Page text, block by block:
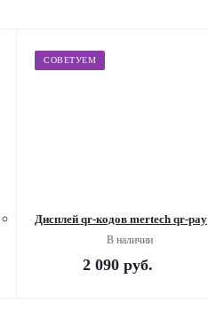
СОВЕТУЕМ
Дисплей qr-кодов mertech qr-pay
В наличии
2 090 руб.